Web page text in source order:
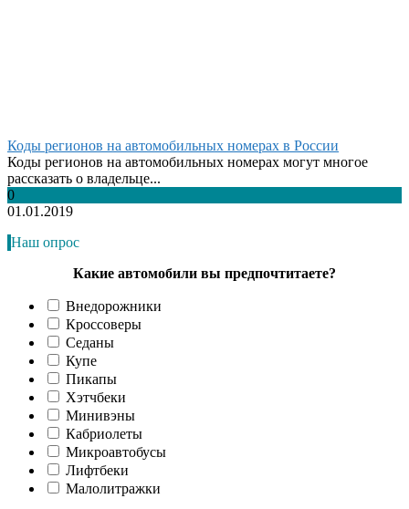
Коды регионов на автомобильных номерах в России
Коды регионов на автомобильных номерах могут многое
рассказать о владельце...
0
01.01.2019
Наш опрос
Какие автомобили вы предпочтитаете?
Внедорожники
Кроссоверы
Седаны
Купе
Пикапы
Хэтчбеки
Минивэны
Кабриолеты
Микроавтобусы
Лифтбеки
Малолитражки